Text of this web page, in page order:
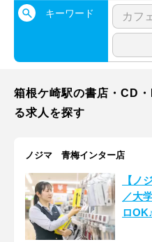
キーワード
箱根ケ崎駅の書店・CD
る求人を探す
ノジマ 青梅インター店
【ノ
／大
ロ